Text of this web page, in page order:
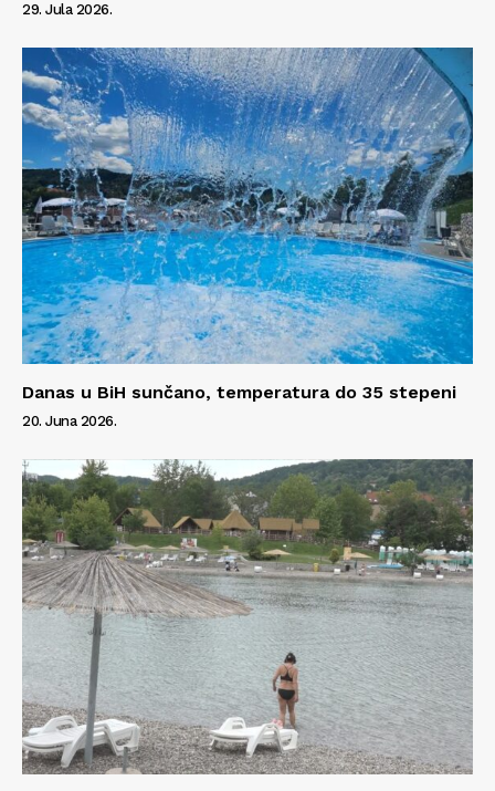
29. Jula 2026.
Danas u BiH sunčano, temperatura do 35 stepeni
20. Juna 2026.